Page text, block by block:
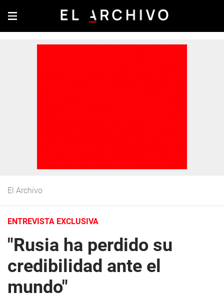
El Archivo
ENTREVISTA EXCLUSIVA
"Rusia ha perdido su
credibilidad ante el
mundo"